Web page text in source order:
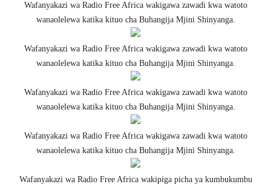
Wafanyakazi wa Radio Free Africa wakigawa zawadi kwa watoto
wanaolelewa katika kituo cha Buhangija Mjini Shinyanga.
Wafanyakazi wa Radio Free Africa wakigawa zawadi kwa watoto
wanaolelewa katika kituo cha Buhangija Mjini Shinyanga.
Wafanyakazi wa Radio Free Africa wakigawa zawadi kwa watoto
wanaolelewa katika kituo cha Buhangija Mjini Shinyanga.
Wafanyakazi wa Radio Free Africa wakigawa zawadi kwa watoto
wanaolelewa katika kituo cha Buhangija Mjini Shinyanga.
Wafanyakazi wa Radio Free Africa wakipiga picha ya kumbukumbu